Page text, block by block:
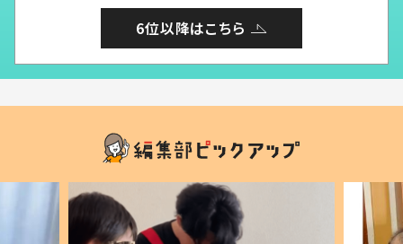
6位以降はこちら